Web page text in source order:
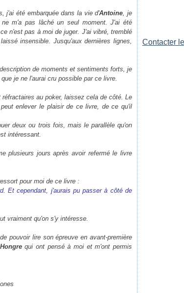
j'ai été embarquée dans la vie d'Antoine, je
m'a pas lâché un seul moment. J'ai été
n'est pas à moi de juger. J'ai vibré, tremblé
insensible. Jusqu'aux dernières lignes,
de moments et sentiments forts, je
je ne l'aurai cru possible par ce livre.
au poker, laissez cela de côté. Le
enlever le plaisir de ce livre, de ce qu'il
deux ou trois fois, mais le parallèle qu'on
intéressant.
plusieurs jours après avoir refermé le livre
pour moi de ce livre :
Et cependant, j'aurais pu passer à côté de
vraiment qu'on s'y intéresse.
pouvoir lire son épreuve en avant-première
qui ont pensé à moi et m'ont permis
Contacter